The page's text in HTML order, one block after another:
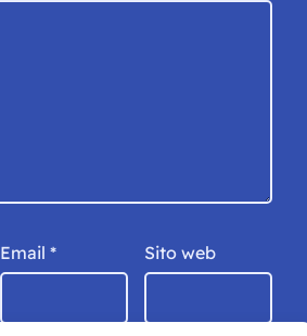
Email * Sito web